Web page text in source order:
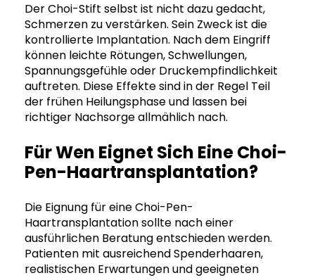
Der Choi-Stift selbst ist nicht dazu gedacht,
Schmerzen zu verstärken. Sein Zweck ist die
kontrollierte Implantation. Nach dem Eingriff
können leichte Rötungen, Schwellungen,
Spannungsgefühle oder Druckempfindlichkeit
auftreten. Diese Effekte sind in der Regel Teil
der frühen Heilungsphase und lassen bei
richtiger Nachsorge allmählich nach.
Für Wen Eignet Sich Eine Choi-
Pen-Haartransplantation?
Die Eignung für eine Choi-Pen-
Haartransplantation sollte nach einer
ausführlichen Beratung entschieden werden.
Patienten mit ausreichend Spenderhaaren,
realistischen Erwartungen und geeigneten